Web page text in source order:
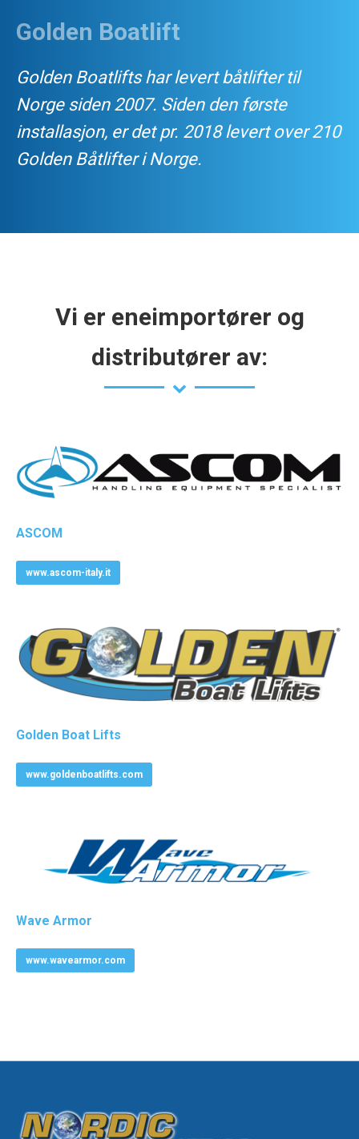
Golden Boatlift
Golden Boatlifts har levert båtlifter til
Norge siden 2007. Siden den første
installasjon, er det pr. 2018 levert over 210
Golden Båtlifter i Norge.
Vi er eneimportører og
distributører av:
ASCOM
www.ascom-italy.it
Golden Boat Lifts
www.goldenboatlifts.com
Wave Armor
www.wavearmor.com